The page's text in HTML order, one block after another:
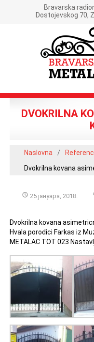
Bravarska
Dostojevskog 70,
DVOKRILNA
Naslovna /
Dvokrilna kovana
25 јануара, 2018.
Dvokrilna kovana
Hvala porodici Farkas iz
METALAC TOT 023